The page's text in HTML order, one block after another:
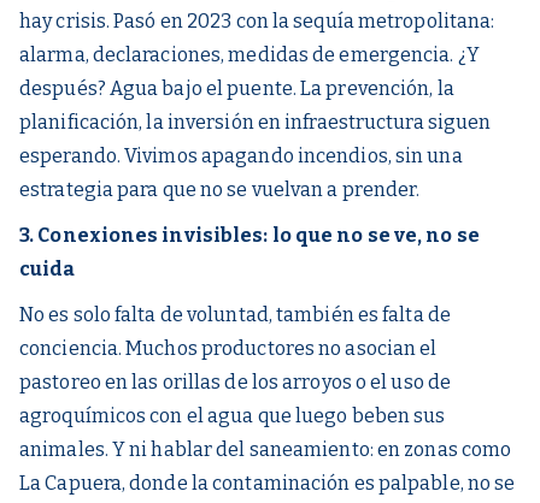
hay crisis. Pasó en 2023 con la sequía metropolitana:
alarma, declaraciones, medidas de emergencia. ¿Y
después? Agua bajo el puente. La prevención, la
planificación, la inversión en infraestructura siguen
esperando. Vivimos apagando incendios, sin una
estrategia para que no se vuelvan a prender.
3. Conexiones invisibles: lo que no se ve, no se
cuida
No es solo falta de voluntad, también es falta de
conciencia. Muchos productores no asocian el
pastoreo en las orillas de los arroyos o el uso de
agroquímicos con el agua que luego beben sus
animales. Y ni hablar del saneamiento: en zonas como
La Capuera, donde la contaminación es palpable, no se